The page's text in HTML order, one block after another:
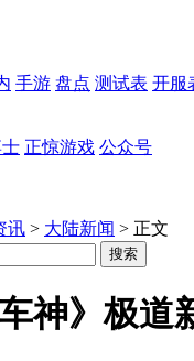
手游 盘点 测试表 开服
正惊游戏 公众号
讯 > 大陆新闻 > 正文
车神》极